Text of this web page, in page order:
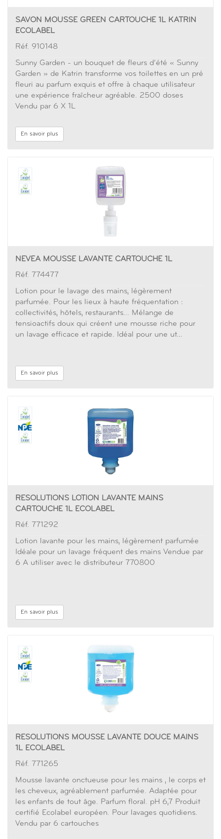
SAVON MOUSSE GREEN CARTOUCHE 1L KATRIN
ECOLABEL
Réf. 910148
Sunny Garden - un bouquet de fleurs d’été « Sunny
Garden » de Katrin transforme vos toilettes en un pré
fleuri au parfum exquis et offre à chaque utilisateur
une expérience fraîcheur agréable. 2500 doses
Vendu par 6 X 1L
En savoir plus
NEVEA MOUSSE LAVANTE CARTOUCHE 1L
Réf. 774477
Lotion pour le lavage des mains, légèrement
parfumée. Pour les lieux à haute fréquentation :
collectivités, hôtels, restaurants... Mélange de
tensioactifs doux qui créent une mousse riche pour
un lavage efficace et rapide. Idéal pour une ut…
En savoir plus
RESOLUTIONS LOTION LAVANTE MAINS
CARTOUCHE 1L ECOLABEL
Réf. 771292
Lotion lavante pour les mains, légèrement parfumée
Idéale pour un lavage fréquent des mains Vendue par
6 A utiliser avec le distributeur 770800
En savoir plus
RESOLUTIONS MOUSSE LAVANTE DOUCE MAINS
1L ECOLABEL
Réf. 771265
Mousse lavante onctueuse pour les mains , le corps et
les cheveux, agréablement parfumée. Adaptée pour
les enfants de tout âge. Parfum floral. pH 6,7 Produit
certifié Ecolabel européen. Pour lavages quotidiens.
Vendu par 6 cartouches